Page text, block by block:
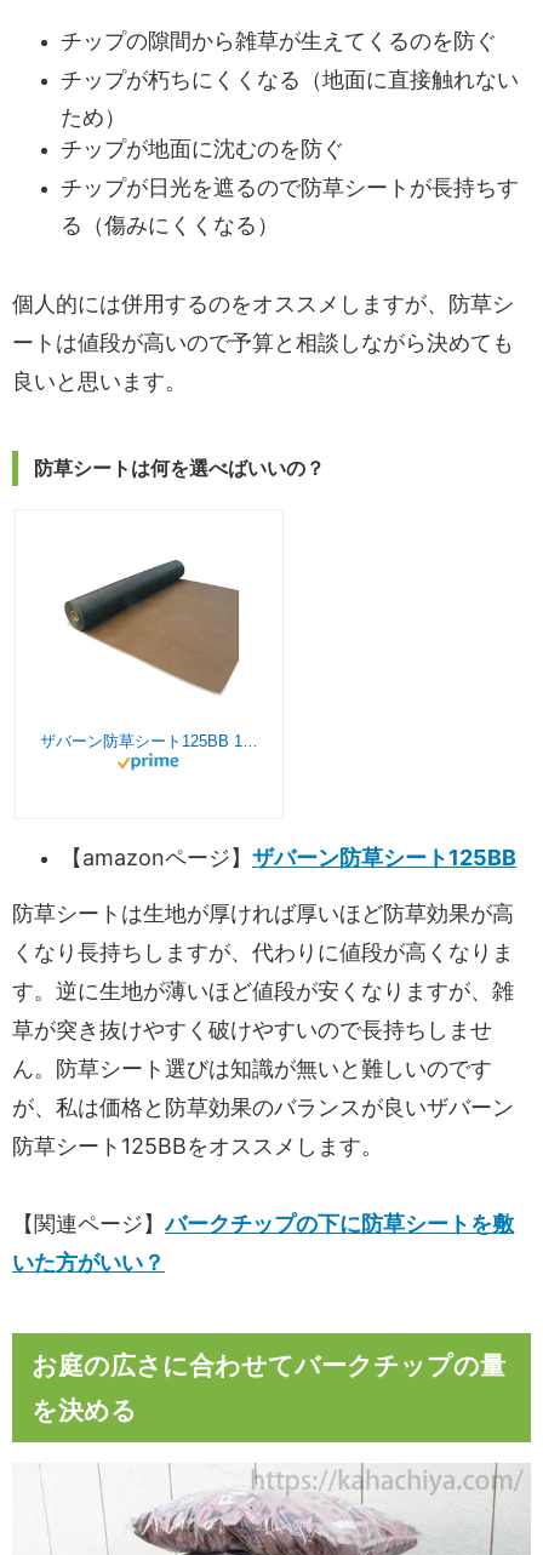
チップの隙間から雑草が生えてくるのを防ぐ
チップが朽ちにくくなる（地面に直接触れない
ため）
チップが地面に沈むのを防ぐ
チップが日光を遮るので防草シートが長持ちす
る（傷みにくくなる）
個人的には併用するのをオススメしますが、防草シ
ートは値段が高いので予算と相談しながら決めても
良いと思います。
防草シートは何を選べばいいの？
【amazonページ】 ザバーン防草シート125BB
防草シートは生地が厚ければ厚いほど防草効果が高
くなり長持ちしますが、代わりに値段が高くなりま
す。逆に生地が薄いほど値段が安くなりますが、雑
草が突き抜けやすく破けやすいので長持ちしませ
ん。防草シート選びは知識が無いと難しいのです
が、私は価格と防草効果のバランスが良いザバーン
防草シート125BBをオススメします。
【関連ページ】バークチップの下に防草シートを敷
いた方がいい？
お庭の広さに合わせてバークチップの量
を決める